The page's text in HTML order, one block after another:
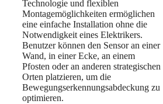
Technologie und flexiblen
Montagemöglichkeiten ermöglichen
eine einfache Installation ohne die
Notwendigkeit eines Elektrikers.
Benutzer können den Sensor an einer
Wand, in einer Ecke, an einem
Pfosten oder an anderen strategischen
Orten platzieren, um die
Bewegungserkennungsabdeckung zu
optimieren.